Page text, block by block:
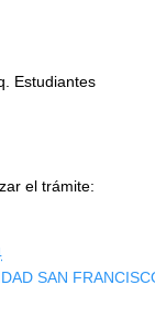
Estudiantes
el trámite:
SAN